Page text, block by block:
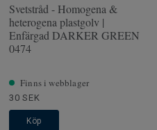
Svetstråd - Homogena &
heterogena plastgolv |
Enfärgad DARKER GREEN
0474
Finns i webblager
30 SEK
Köp